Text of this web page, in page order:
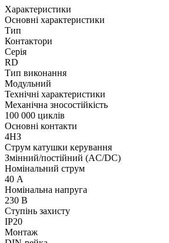
Характеристики
Основні характеристики
Тип
Контактори
Серія
RD
Тип виконання
Модульний
Технічні характеристики
Механічна зносостійкість
100 000 циклів
Основні контакти
4НЗ
Струм катушки керування
Змінний/постійний (AC/DC)
Номінальний струм
40 А
Номінальна напруга
230 В
Ступінь захисту
IP20
Монтаж